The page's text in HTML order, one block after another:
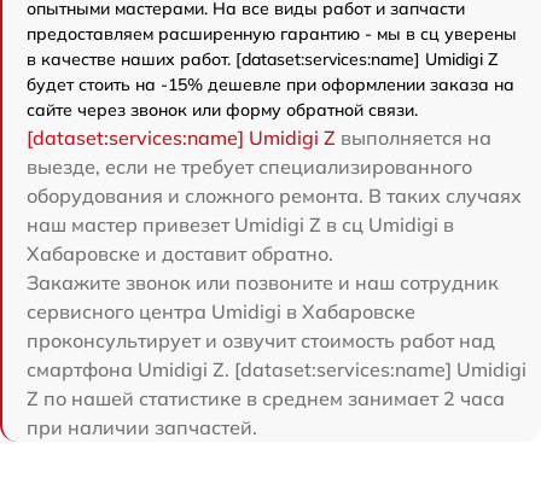
опытными мастерами. На все виды работ и запчасти
предоставляем расширенную гарантию - мы в сц уверены
в качестве наших работ. [dataset:services:name] Umidigi Z
будет стоить на -15% дешевле при оформлении заказа на
сайте через звонок или форму обратной связи.
[dataset:services:name] Umidigi Z выполняется на
выезде, если не требует специализированного
оборудования и сложного ремонта. В таких случаях
наш мастер привезет Umidigi Z в сц Umidigi в
Хабаровске и доставит обратно.
Закажите звонок или позвоните и наш сотрудник
сервисного центра Umidigi в Хабаровске
проконсультирует и озвучит стоимость работ над
смартфона Umidigi Z. [dataset:services:name] Umidigi
Z по нашей статистике в среднем занимает 2 часа
при наличии запчастей.